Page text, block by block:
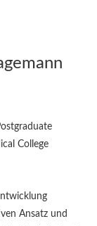
College
Ansatz und